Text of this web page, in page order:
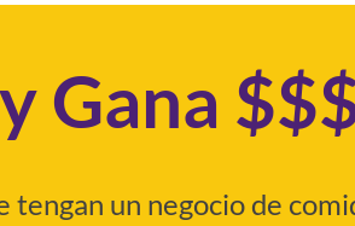
Gana
tengan un negocio de